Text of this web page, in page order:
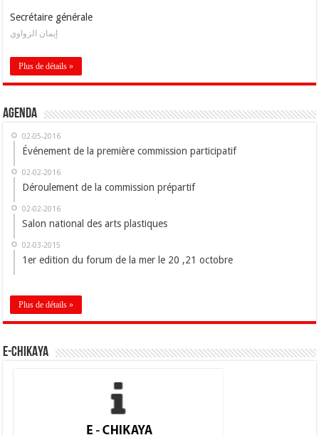
Secrétaire générale
إيمان الزواوي
Plus de détails »
Agenda
02-05-2016
Événement de la première commission participatif
02-02-2016
Déroulement de la commission prépartif
02-02-2016
Salon national des arts plastiques
02-03-2015
1er edition du forum de la mer le 20 ,21 octobre
Plus de détails »
E-CHIKAYA